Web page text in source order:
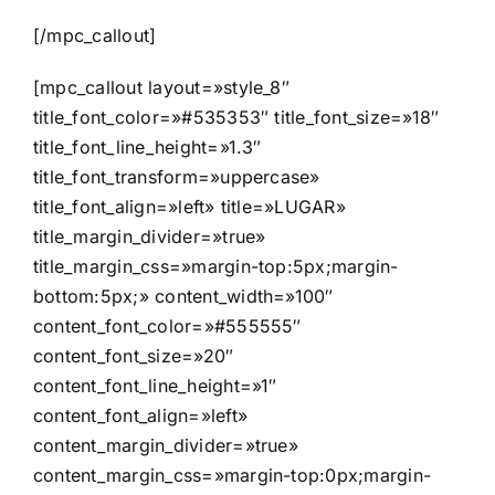
[/mpc_callout]
[mpc_callout layout=»style_8″
title_font_color=»#535353″ title_font_size=»18″
title_font_line_height=»1.3″
title_font_transform=»uppercase»
title_font_align=»left» title=»LUGAR»
title_margin_divider=»true»
title_margin_css=»margin-top:5px;margin-
bottom:5px;» content_width=»100″
content_font_color=»#555555″
content_font_size=»20″
content_font_line_height=»1″
content_font_align=»left»
content_margin_divider=»true»
content_margin_css=»margin-top:0px;margin-